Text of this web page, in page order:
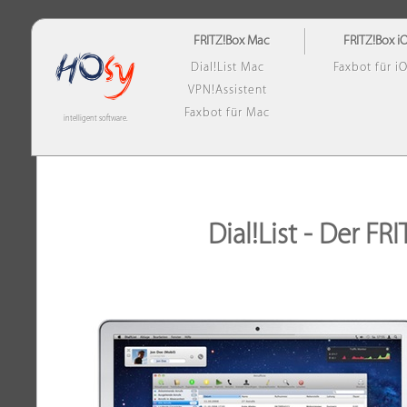
intelligent software.
FRITZ!Box Mac
Dial!List Mac
VPN!Assistent
Faxbot für Mac
FRITZ!Box
Faxbot für
Dial!List - Der